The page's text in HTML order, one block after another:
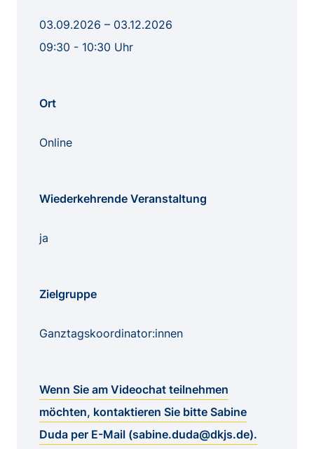
03.09.2026 – 03.12.2026
09:30 - 10:30 Uhr
Ort
Online
Wiederkehrende Veranstaltung
ja
Zielgruppe
Ganztagskoordinator:innen
Wenn Sie am Videochat teilnehmen
möchten, kontaktieren Sie bitte Sabine
Duda per E-Mail (sabine.duda@dkjs.de).